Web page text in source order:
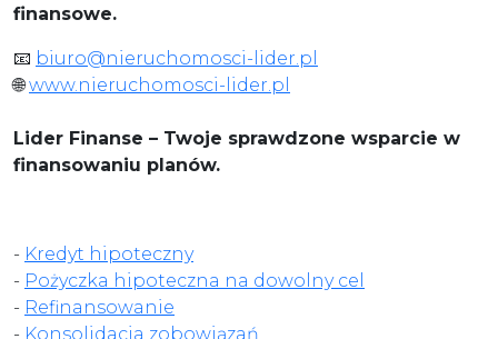
finansowe.
📧 biuro@nieruchomosci-lider.pl
🌐www.nieruchomosci-lider.pl
Lider Finanse – Twoje sprawdzone wsparcie w
finansowaniu planów.
- Kredyt hipoteczny
- Pożyczka hipoteczna na dowolny cel
- Refinansowanie
- Konsolidacja zobowiązań